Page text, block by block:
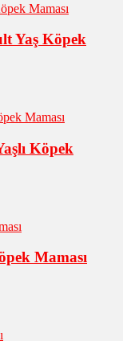
Yaş Köpek
Köpek
Maması